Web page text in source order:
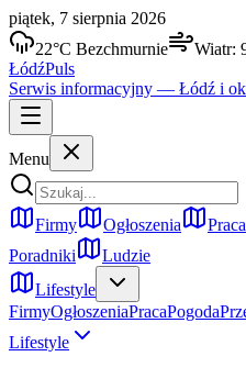
piątek, 7 sierpnia 2026
22°C Bezchmurnie Wiatr:
ŁódźPuls
Serwis informacyjny — Łódź i
Menu
Firmy Ogłoszenia Praca
Poradniki
Ludzie
Lifestyle
FirmyOgłoszeniaPracaPogoda
Lifestyle